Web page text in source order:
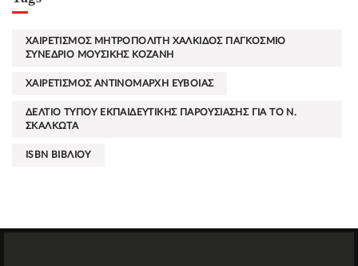
ΧΑΙΡΕΤΙΣΜΟΣ ΜΗΤΡΟΠΟΛΙΤΗ ΧΑΛΚΙΔΟΣ ΠΑΓΚΟΣΜΙΟ
ΣΥΝΕΔΡΙΟ ΜΟΥΣΙΚΗΣ ΚΟΖΑΝΗ
ΧΑΙΡΕΤΙΣΜΟΣ ΑΝΤΙΝΟΜΑΡΧΗ ΕΥΒΟΙΑΣ
ΔΕΛΤΙΟ ΤΥΠΟΥ ΕΚΠΑΙΔΕΥΤΙΚΗΣ ΠΑΡΟΥΣΙΑΣΗΣ ΓΙΑ ΤΟ Ν.
ΣΚΑΛΚΩΤΑ
ISBN ΒΙΒΛΙΟΥ